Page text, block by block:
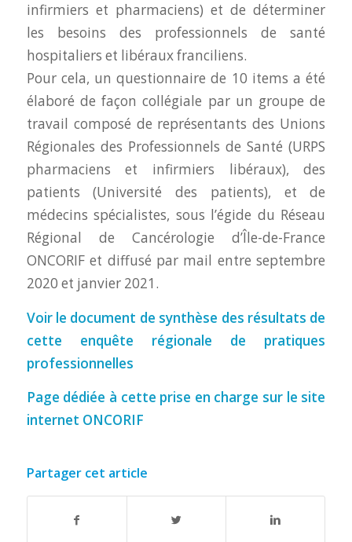
infirmiers et pharmaciens) et de déterminer
les besoins des professionnels de santé
hospitaliers et libéraux franciliens.
Pour cela, un questionnaire de 10 items a été
élaboré de façon collégiale par un groupe de
travail composé de représentants des Unions
Régionales des Professionnels de Santé (URPS
pharmaciens et infirmiers libéraux), des
patients (Université des patients), et de
médecins spécialistes, sous l’égide du Réseau
Régional de Cancérologie d’Île-de-France
ONCORIF et diffusé par mail entre septembre
2020 et janvier 2021.
Voir le document de synthèse des résultats de
cette enquête régionale de pratiques
professionnelles
Page dédiée à cette prise en charge sur le site
internet ONCORIF
Partager cet article